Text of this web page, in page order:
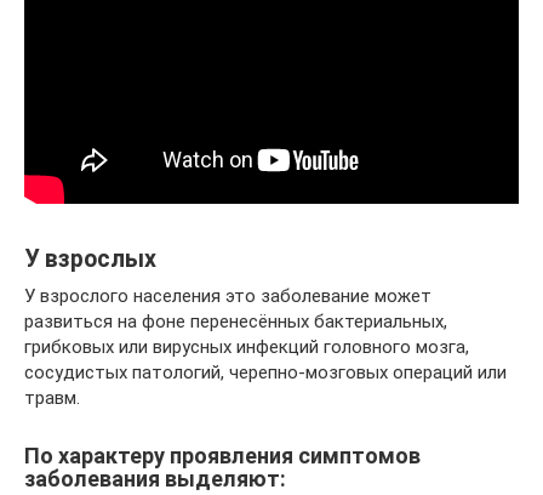
У взрослых
У взрослого населения это заболевание может
развиться на фоне перенесённых бактериальных,
грибковых или вирусных инфекций головного мозга,
сосудистых патологий, черепно-мозговых операций или
травм.
По характеру проявления симптомов
заболевания выделяют: